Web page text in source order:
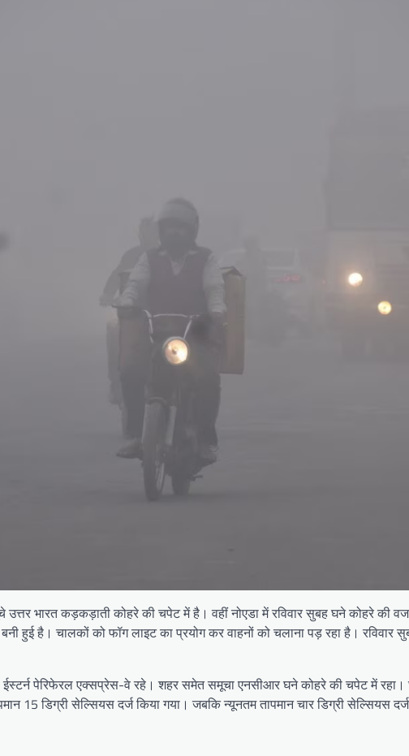
भारत कड़कड़ाती कोहरे की चपेट में है। वहीं नोएडा में रविवार सुबह घने कोहरे
है। चालकों को फॉग लाइट का प्रयोग कर वाहनों को चलाना पड़ रहा है। रविवार
पेरिफेरल एक्सप्रेस-वे रहे। शहर समेत समूचा एनसीआर घने कोहरे की चपेट में रहा।
15 डिग्री सेल्सियस दर्ज किया गया। जबकि न्यूनतम तापमान चार डिग्री सेल्सियस